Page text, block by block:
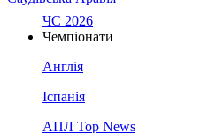
ЧС 2026
Чемпіонати
Англія
Іспанія
АПЛ Top News